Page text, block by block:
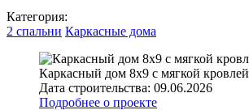
Категория:
2 спальни Каркасные дома
Каркасный дом 8х9 с мягкой кровлей
Дата строительства: 09.06.2026
Подробнее о проекте